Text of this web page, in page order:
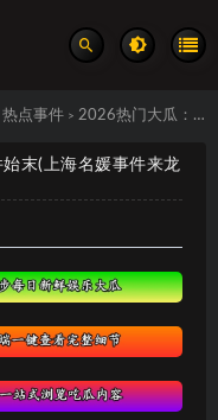
热点事件 > 2026热门大瓜：上海名媛群拼单事件始末(上海名媛事件来龙去脉) 真实事件汇总
末(上海名媛事件来龙